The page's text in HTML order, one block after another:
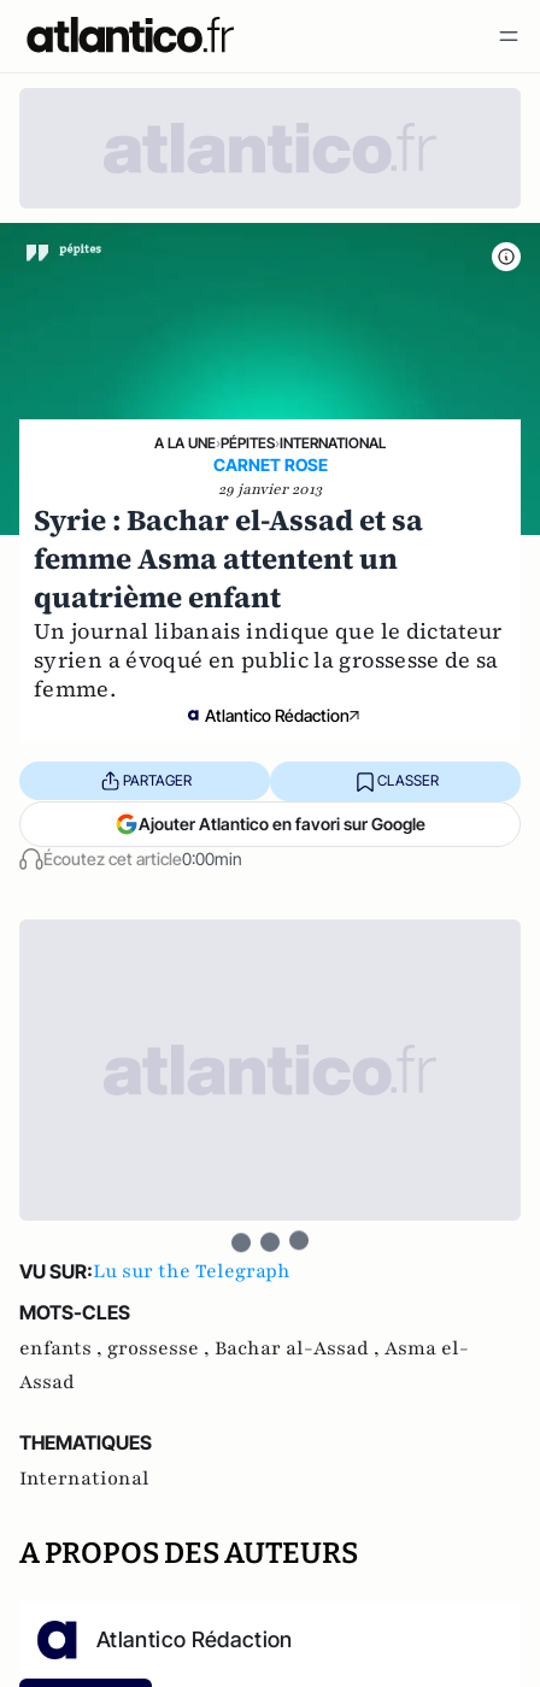
A LA UNE›PÉPITES›INTERNATIONAL
CARNET ROSE
29 janvier 2013
Syrie : Bachar el-Assad et sa
femme Asma attentent un
quatrième enfant
Un journal libanais indique que le dictateur
syrien a évoqué en public la grossesse de sa
femme.
Atlantico Rédaction
Écoutez cet article0:00min
PARTAGER CLASSER
Ajouter Atlantico en favori sur Google
VU SUR:Lu sur the Telegraph
MOTS-CLES
enfants , grossesse , Bachar al-Assad , Asma el-
Assad
THEMATIQUES
International
A PROPOS DES AUTEURS
Atlantico Rédaction